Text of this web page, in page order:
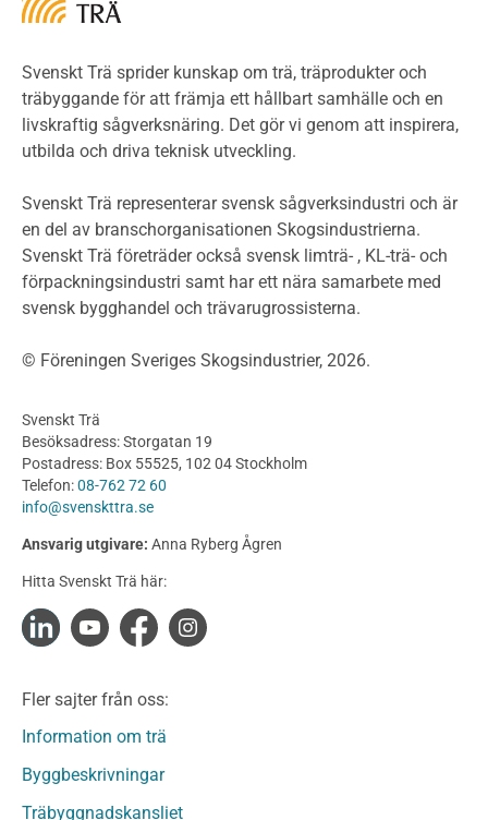
LCA
Miljödeklarationer och märkning
Termer och förkortningar
Planering
Klimatkalkylator hallar
Projektering av trähus - generellt
Byggsystem
Fasadsystem i skivmaterial
Bullerskärmar och andra utomhuskonstruktioner
Byggnation och utförande
Utförande
Produkter
Konstruktionsvirke
Konstruktionsvirke Behandlat
Konstruktionsvirke Fingerskarvat
Konstruktionsvirke Fingerskarvat Obehandlat
Limträ
Fanerträ
Fanerträ Obehandlat
Träpanel och Utvändig beklädnad Behandlat
Svenskt Trä sprider kunskap om trä, träprodukter och
träbyggande för att främja ett hållbart samhälle och en
livskraftig sågverksnäring. Det gör vi genom att inspirera,
utbilda och driva teknisk utveckling.
Svenskt Trä representerar svensk sågverksindustri och är
en del av branschorganisationen Skogsindustrierna.
Svenskt Trä företräder också svensk limträ- , KL-trä- och
förpackningsindustri samt har ett nära samarbete med
svensk bygghandel och trävarugrossisterna.
© Föreningen Sveriges Skogsindustrier, 2026.
Svenskt Trä
Besöksadress: Storgatan 19
Postadress: Box 55525, 102 04 Stockholm
Telefon:08-762 72 60
info@svenskttra.se
Ansvarig utgivare: Anna Ryberg Ågren
Hitta Svenskt Trä här:
Fler sajter från oss:
Information om trä
Byggbeskrivningar
Träbyggnadskansliet